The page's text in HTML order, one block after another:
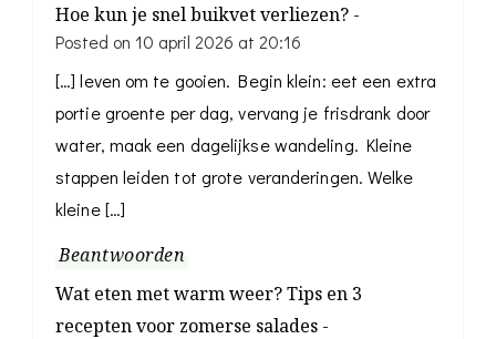
Hoe kun je snel buikvet verliezen? -
Posted on 10 april 2026 at 20:16
[…] leven om te gooien. Begin klein: eet een extra
portie groente per dag, vervang je frisdrank door
water, maak een dagelijkse wandeling. Kleine
stappen leiden tot grote veranderingen. Welke
kleine […]
Beantwoorden
Wat eten met warm weer? Tips en 3
recepten voor zomerse salades -